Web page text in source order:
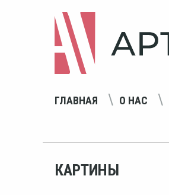
ГЛАВНАЯ О НАС
КАРТИНЫ